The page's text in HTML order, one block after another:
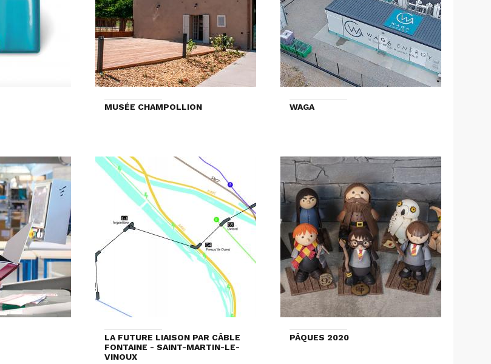
MUSÉE CHAMPOLLION WAGA
LA FUTURE LIAISON PAR CÂBLE
FONTAINE - SAINT-MARTIN-LE-
VINOUX
PÂQUES 2020